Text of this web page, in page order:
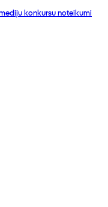
konkursu noteikumi